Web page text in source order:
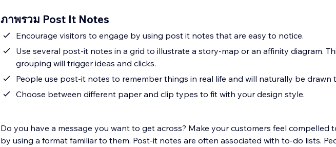
ภาพรวม Post It Notes
Encourage visitors to engage by using post it notes that are easy to notice.
Use several post-it notes in a grid to illustrate a story-map or an affinity diagram.
grouping will trigger ideas and clicks.
People use post-it notes to remember things in real life and will naturally be drawn
Choose between different paper and clip types to fit with your design style.
Do you have a message you want to get across? Make your customers feel compelled
by using a format familiar to them. Post-it notes are often associated with to-do lists.